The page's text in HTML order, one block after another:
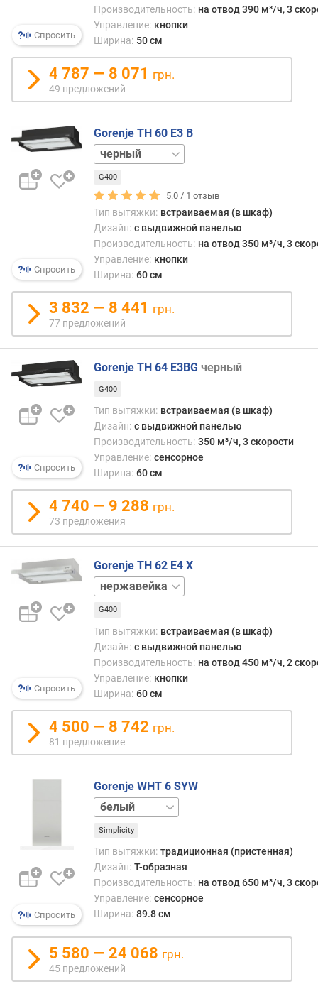
п
о
о
т
з
ы
а
м
п
о
д
о
а
н
и
я
о
л
и
ч
е
с
т
в
п
р
о
ж
е
н
и
й
и
а
м
)
г
л
Спросить
Производительность: на отвод 390 м³/ч, 3
Управление: кнопки
Ширина: 50 см
4 787 — 8 071 грн.
49 предложений
Спросить
Gorenje TH 60 E3 B
белый
нержавейка
G400
5.0 / 1 отзыв
Тип вытяжки: встраиваемая (в шкаф)
Дизайн: с выдвижной панелью
Производительность: на отвод 350 м³/ч, 3
Управление: кнопки
Ширина: 60 см
3 832 — 8 441 грн.
77 предложений
Спросить
Gorenje TH 64 E3BG черный
G400
Тип вытяжки: встраиваемая (в шкаф)
Дизайн: с выдвижной панелью
Производительность: 350 м³/ч, 3 скорости
Управление: сенсорное
Ширина: 60 см
4 740 — 9 288 грн.
73 предложения
Спросить
Gorenje TH 62 E4 X
черный
G400
Тип вытяжки: встраиваемая (в шкаф)
Дизайн: с выдвижной панелью
Производительность: на отвод 450 м³/ч, 2
Управление: кнопки
Ширина: 60 см
4 500 — 8 742 грн.
81 предложение
Спросить
Gorenje WHT 6 SYW
черный
Simplicity
Тип вытяжки: традиционная (пристенная)
Дизайн: Т-образная
Производительность: на отвод 650 м³/ч, 3
Управление: сенсорное
Ширина: 89.8 см
5 580 — 24 068 грн.
45 предложений